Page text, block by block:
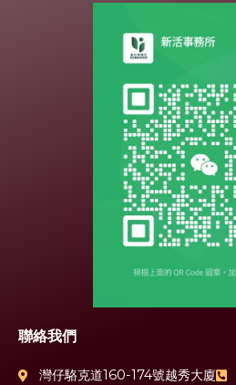
聯絡我們
灣仔駱克道160-174號越秀大廈